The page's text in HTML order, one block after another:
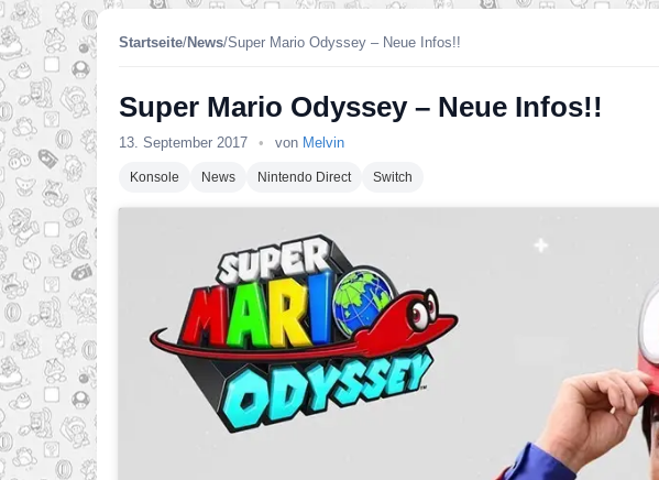
Startseite/News/Super Mario Odyssey – Neue Infos!!
Super Mario Odyssey – Neue Infos!!
13. September 2017 • von Melvin
Konsole News Nintendo Direct Switch